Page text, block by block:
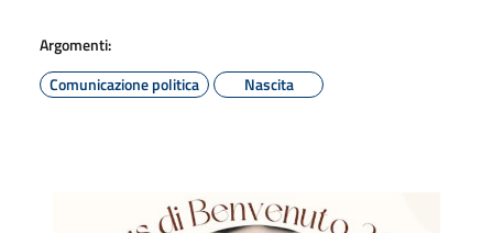
Argomenti:
Comunicazione politica
Nascita